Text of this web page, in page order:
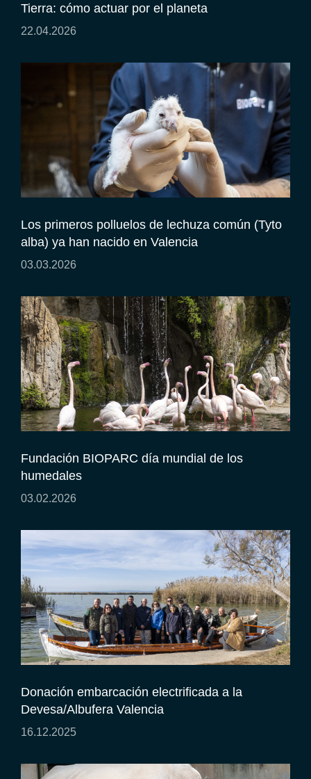
Tierra: cómo actuar por el planeta
22.04.2026
Los primeros polluelos de lechuza común (Tyto
alba) ya han nacido en Valencia
03.03.2026
Fundación BIOPARC día mundial de los
humedales
03.02.2026
Donación embarcación electrificada a la
Devesa/Albufera Valencia
16.12.2025